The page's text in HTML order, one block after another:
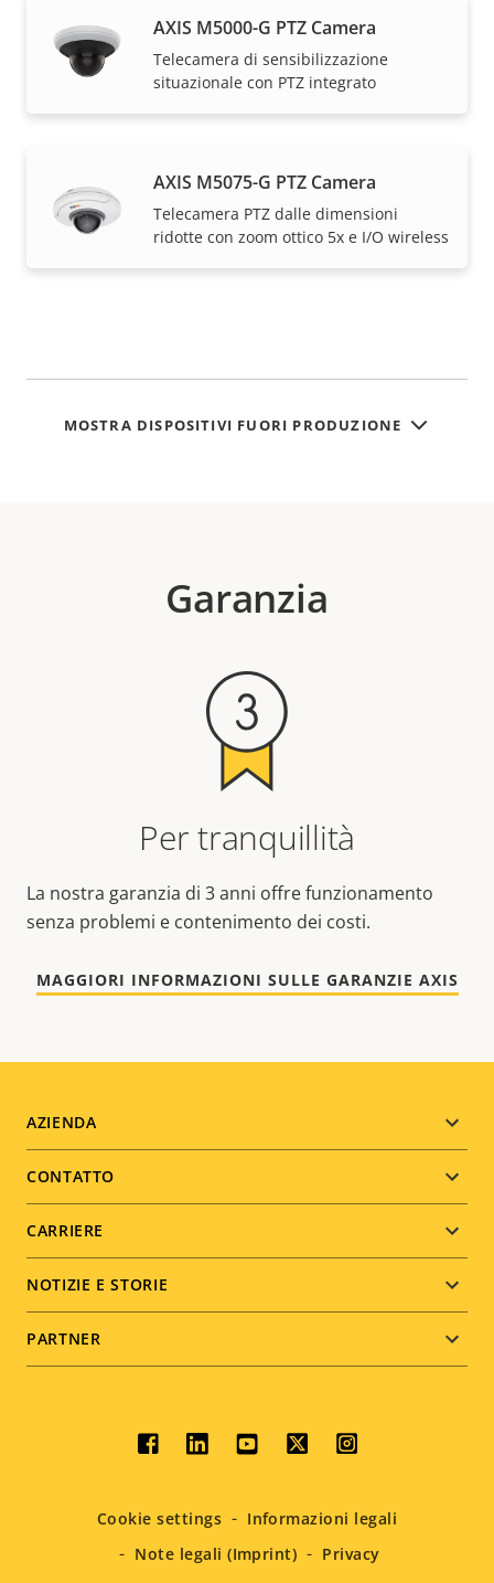
AXIS M5000-G PTZ Camera
Telecamera di sensibilizzazione
situazionale con PTZ integrato
AXIS M5075-G PTZ Camera
Telecamera PTZ dalle dimensioni
ridotte con zoom ottico 5x e I/O wireless
MOSTRA DISPOSITIVI FUORI PRODUZIONE
Garanzia
Per tranquillità
La nostra garanzia di 3 anni offre funzionamento
senza problemi e contenimento dei costi.
MAGGIORI INFORMAZIONI SULLE GARANZIE AXIS
Footer
menu
AZIENDA
CONTATTO
CARRIERE
NOTIZIE E STORIE
PARTNER
Social
menu
Cookie settings
Informazioni legali
Note legali (Imprint)
Privacy